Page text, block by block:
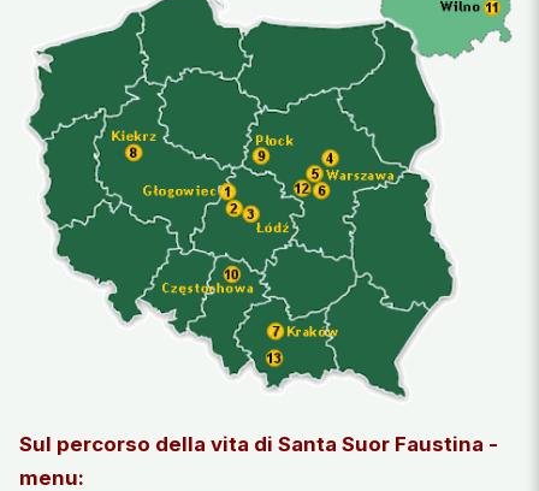
Sul percorso della vita di Santa Suor Faustina -
menu: